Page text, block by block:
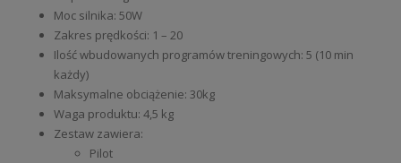
Moc silnika: 50W
Zakres prędkości: 1 – 20
Ilość wbudowanych programów treningowych: 5 (10 min
każdy)
Maksymalne obciążenie: 30kg
Waga produktu: 4,5 kg
Zestaw zawiera:
Pilot